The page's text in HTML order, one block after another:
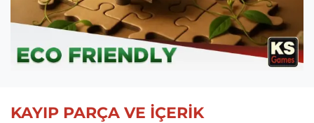
KAYIP PARÇA VE İÇERİK